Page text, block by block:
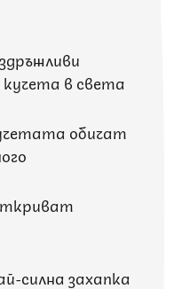
в света
обичат
силна захапка